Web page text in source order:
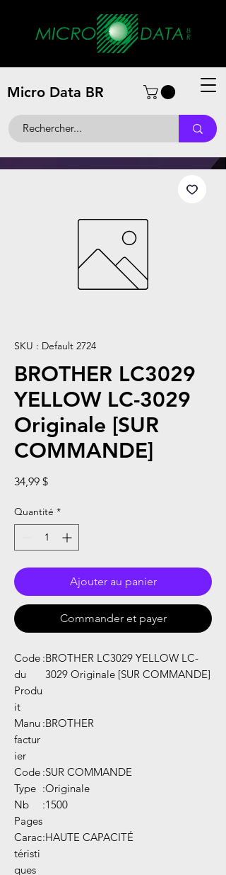
Micro Data BR
SKU : Default 2724
BROTHER LC3029
YELLOW LC-3029
Originale [SUR
COMMANDE]
34,99 $Prix
Quantité *
Ajouter au panier
Commander et payer
Code
du
Produ
it
:BROTHER LC3029 YELLOW LC-
3029 Originale [SUR COMMANDE]
Manu
factur
ier
:BROTHER
Code :SUR COMMANDE
Type :Originale
Nb
Pages
:1500
Carac
téristi
ques
:HAUTE CAPACITÉ